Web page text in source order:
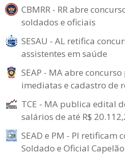
CBMRR - RR abre
soldados e oficiais
SESAU - AL retifica
assistentes em saúde
SEAP - MA abre
imediatas e cadastro de
TCE - MA publica edital
salários de até R$
SEAD e PM - PI retificam
Soldado e Oficial Capelão